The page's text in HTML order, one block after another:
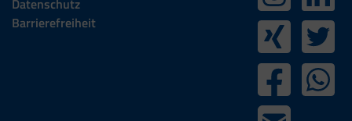
Datenschutz
Barrierefreiheit